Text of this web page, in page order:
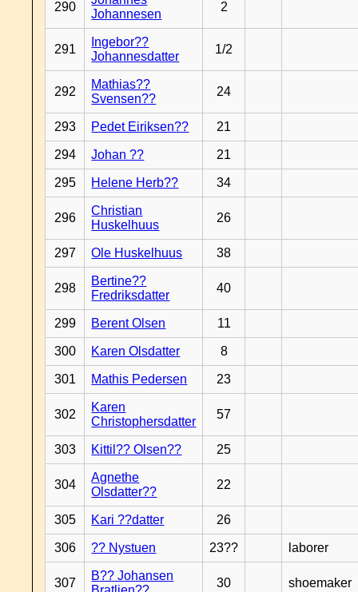
290
Johannesen
2
291
Ingebor??
Johannesdatter
1/2
292
Mathias??
Svensen??
24
293 Pedet Eiriksen?? 21
294 Johan ?? 21
295 Helene Herb?? 34
296
Christian
Huskelhuus
26
297 Ole Huskelhuus 38
298
Bertine??
Fredriksdatter
40
299 Berent Olsen 11
300 Karen Olsdatter 8
301 Mathis Pedersen 23
302
Karen
Christophersdatter
57
303 Kittil?? Olsen?? 25
304
Agnethe
Olsdatter??
22
305 Kari ??datter 26
306 ?? Nystuen 23?? laborer
307
B?? Johansen
30 shoemaker